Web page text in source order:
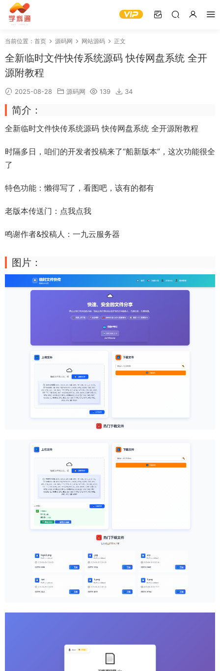
当前位置： 首页 源码网 网站源码 正文
全新临时文件快传系统源码 快传网盘系统 全开
源附教程
2025-08-28 源码网 139 34
简介：
全新临时文件快传系统源码 快传网盘系统 全开源附教程
时隔多日，咱们的开发者投稿来了“船新版本”，这次功能很全
了
特色功能：懒得写了，看图吧，该有的都有
老版本传送门： 点我点我
鸣谢作者&投稿人：一九云服务器
图片：